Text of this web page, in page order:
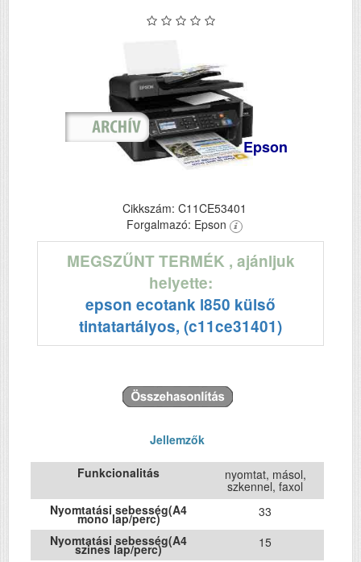
Epson
Cikkszám: C11CE53401
Forgalmazó: Epson
MEGSZŰNT TERMÉK , ajánljuk
helyette:
epson ecotank l850 külső
tintatartályos, (c11ce31401)
Jellemzők
Funkcionalitás nyomtat, másol,
szkennel, faxol
Nyomtatási sebesség(A4
mono lap/perc)
33
Nyomtatási sebesség(A4
szines lap/perc)
15